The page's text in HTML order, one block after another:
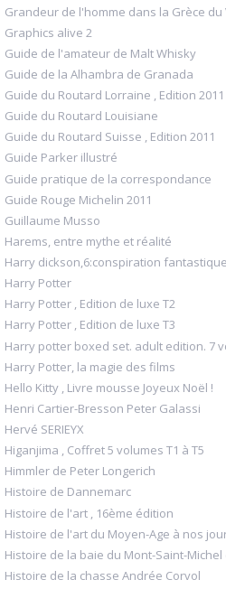
Grandeur de l'homme dans la Grèce du
Graphics alive 2
Guide de l'amateur de Malt Whisky
Guide de la Alhambra de Granada
Guide du Routard Lorraine , Edition 2011
Guide du Routard Louisiane
Guide du Routard Suisse , Edition 2011
Guide Parker illustré
Guide pratique de la correspondance
Guide Rouge Michelin 2011
Guillaume Musso
Harems, entre mythe et réalité
Harry dickson,6:conspiration
Harry Potter
Harry Potter , Edition de luxe T2
Harry Potter , Edition de luxe T3
Harry potter boxed set. adult edition. 7
Harry Potter, la magie des films
Hello Kitty , Livre mousse Joyeux Noël !
Henri Cartier-Bresson Peter Galassi
Hervé SERIEYX
Higanjima , Coffret 5 volumes T1 à T5
Himmler de Peter Longerich
Histoire de Dannemarc
Histoire de l'art , 16ème édition
Histoire de l'art du Moyen-Age à nos
Histoire de la baie du Mont-Saint-Michel
Histoire de la chasse Andrée Corvol